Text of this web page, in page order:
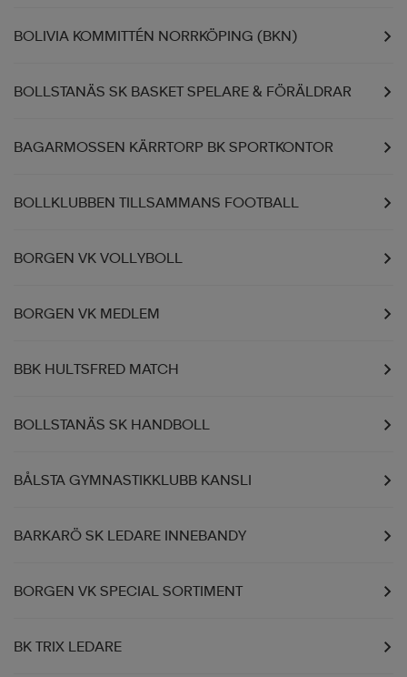
BOLIVIA KOMMITTÉN NORRKÖPING (BKN)
BOLLSTANÄS SK BASKET SPELARE & FÖRÄLDRAR
BAGARMOSSEN KÄRRTORP BK SPORTKONTOR
BOLLKLUBBEN TILLSAMMANS FOOTBALL
BORGEN VK VOLLYBOLL
BORGEN VK MEDLEM
BBK HULTSFRED MATCH
BOLLSTANÄS SK HANDBOLL
BÅLSTA GYMNASTIKKLUBB KANSLI
BARKARÖ SK LEDARE INNEBANDY
BORGEN VK SPECIAL SORTIMENT
BK TRIX LEDARE